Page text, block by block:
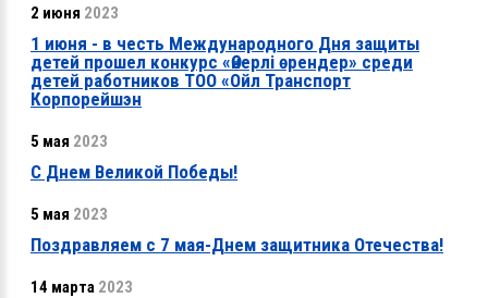
2 июня 2023
1 июня - в честь Международного Дня защиты
детей прошел конкурс «Өнерлі өрендер» среди
детей работников ТОО «Ойл Транспорт
Корпорейшэн
5 мая 2023
С Днем Великой Победы!
5 мая 2023
Поздравляем с 7 мая-Днем защитника Отечества!
14 марта 2023